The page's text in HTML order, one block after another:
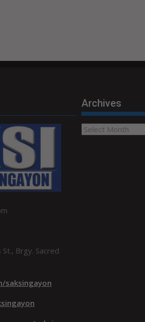
Brgy. Sacred
saksingayon
Archives
Archives